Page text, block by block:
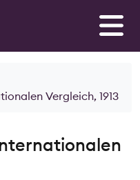
Vergleich, 1913